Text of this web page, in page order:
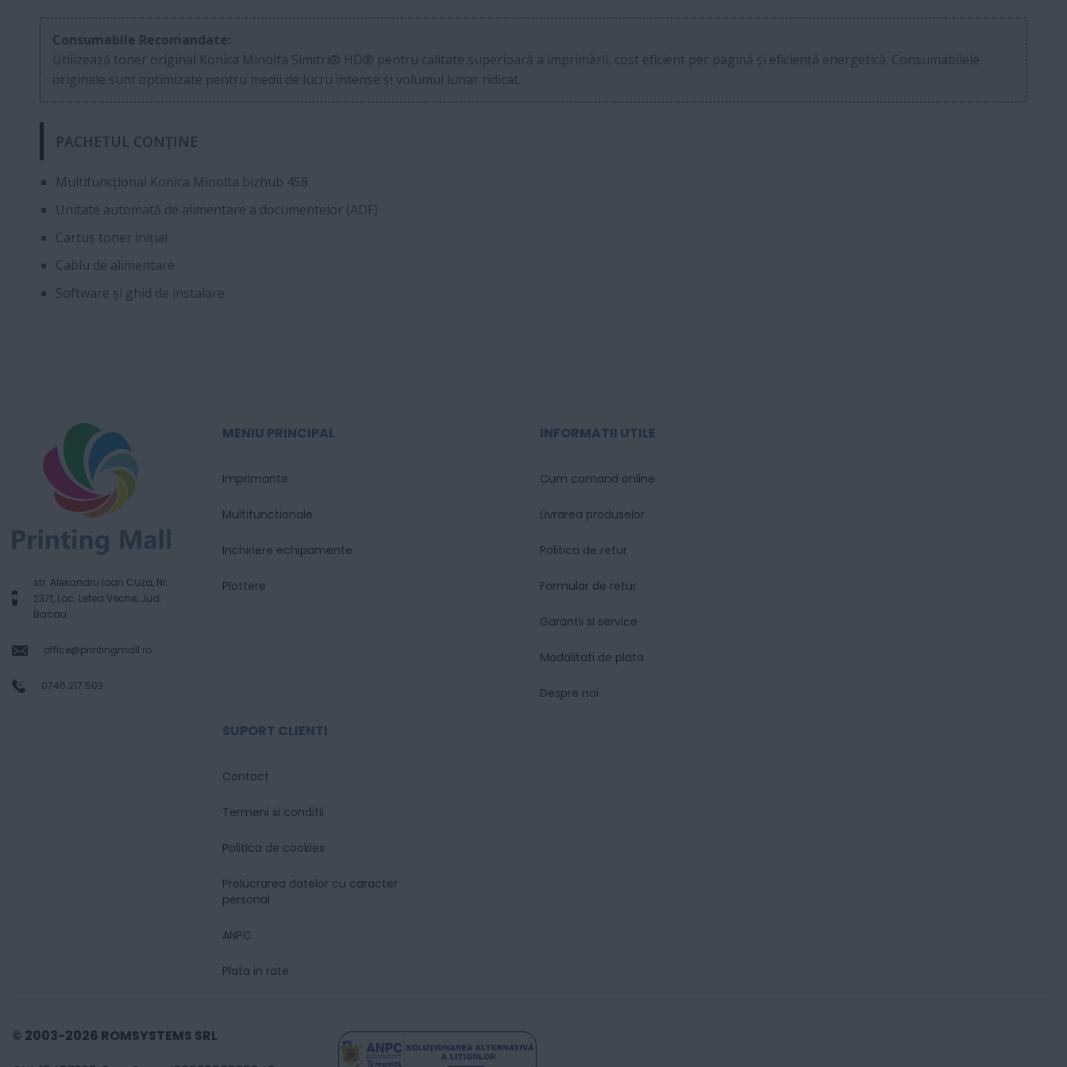
Consumabile Recomandate:
Utilizează toner original Konica Minolta Simitri® HD® pentru calitate superioară a imprimării, cost eficient per pagină și eficiență energetică. Consumabilele
originale sunt optimizate pentru medii de lucru intense și volumul lunar ridicat.
PACHETUL CONȚINE
Multifuncțional Konica Minolta bizhub 458
Unitate automată de alimentare a documentelor (ADF)
Cartuș toner inițial
Cablu de alimentare
Software și ghid de instalare
str. Alexandru Ioan Cuza, Nr.
237f, Loc. Letea Veche, Jud.
Bacau
office@printingmall.ro
0746.217.503
MENIU PRINCIPAL
Imprimante
Multifunctionale
Inchiriere echipamente
Plottere
INFORMATII UTILE
Cum comand online
Livrarea produselor
Politica de retur
Formular de retur
Garantii si service
Modalitati de plata
Despre noi
SUPORT CLIENTI
Contact
Termeni si conditii
Politica de cookies
Prelucrarea datelor cu caracter
personal
ANPC
Plata in rate
© 2003-2026 ROMSYSTEMS SRL